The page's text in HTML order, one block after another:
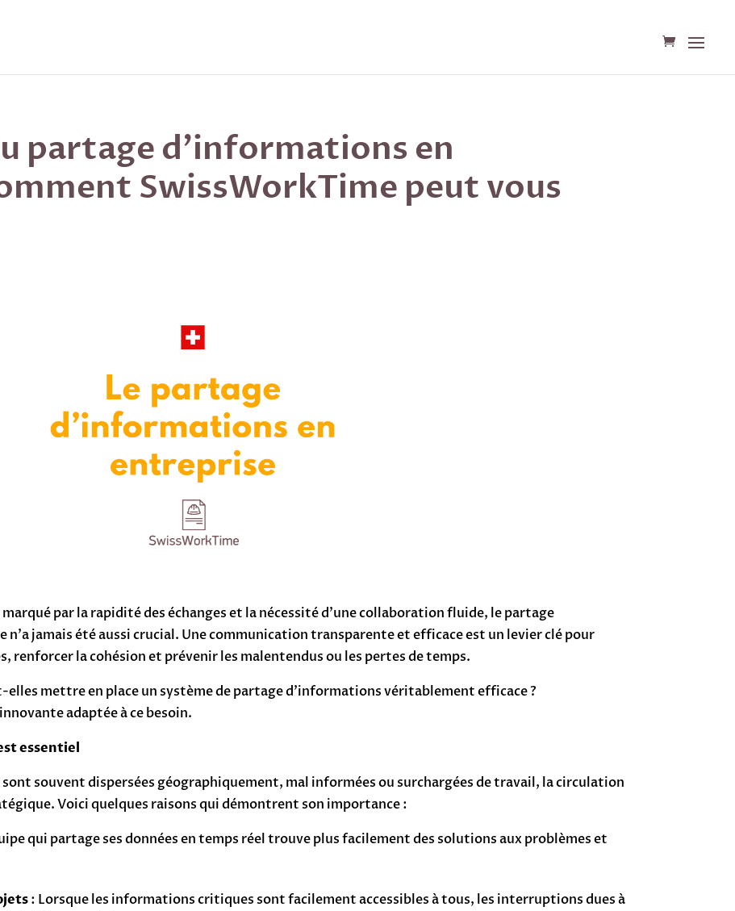
partage d’informations en
SwissWorkTime peut vous
par la rapidité des échanges et la nécessité d’une collaboration fluide, le partage
n’a jamais été aussi crucial. Une communication transparente et efficace est un levier clé pour
renforcer la cohésion et prévenir les malentendus ou les pertes de temps.
mettre en place un système de partage d’informations véritablement efficace ?
adaptée à ce besoin.
essentiel
souvent dispersées géographiquement, mal informées ou surchargées de travail, la circulation
Voici quelques raisons qui démontrent son importance :
qui partage ses données en temps réel trouve plus facilement des solutions aux problèmes et
: Lorsque les informations critiques sont facilement accessibles à tous, les interruptions dues à